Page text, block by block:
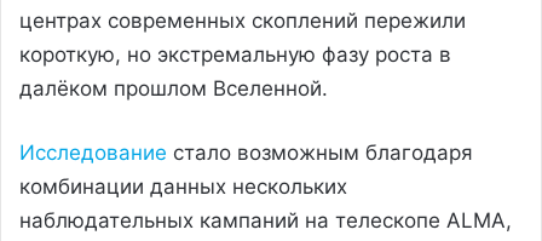
центрах современных скоплений пережили
короткую, но экстремальную фазу роста в
далёком прошлом Вселенной.
Исследование стало возможным благодаря
комбинации данных нескольких
наблюдательных кампаний на телескопе ALMA,